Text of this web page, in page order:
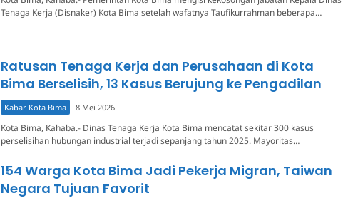
Tenaga Kerja (Disnaker) Kota Bima setelah wafatnya Taufikurrahman beberapa…
Ratusan Tenaga Kerja dan Perusahaan di Kota
Bima Berselisih, 13 Kasus Berujung ke Pengadilan
Kabar Kota Bima 8 Mei 2026
Kota Bima, Kahaba.- Dinas Tenaga Kerja Kota Bima mencatat sekitar 300 kasus
perselisihan hubungan industrial terjadi sepanjang tahun 2025. Mayoritas…
154 Warga Kota Bima Jadi Pekerja Migran, Taiwan
Negara Tujuan Favorit